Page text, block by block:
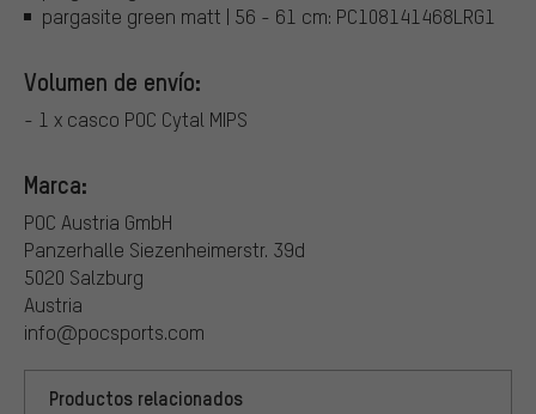
pargasite green matt | 56 - 61 cm: PC108141468LRG1
Volumen de envío:
- 1 x casco POC Cytal MIPS
Marca:
POC Austria GmbH
Panzerhalle Siezenheimerstr. 39d
5020 Salzburg
Austria
info@pocsports.com
Productos relacionados